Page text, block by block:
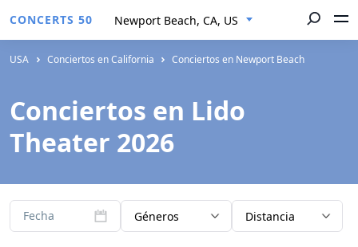
CONCERTS 50 Newport Beach, CA, US
USA Conciertos en California Conciertos en Newport Beach
Conciertos en Lido
Theater 2026
Fecha Géneros Distancia